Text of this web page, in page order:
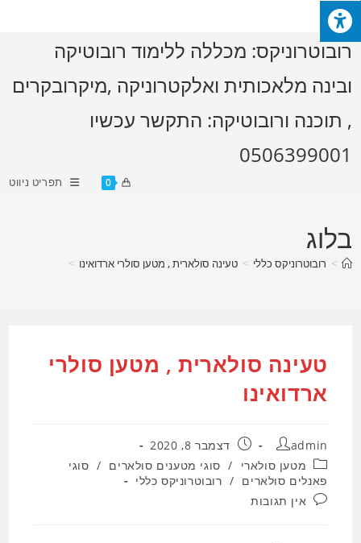
Skip
to
content
רובוטרוניקס: מכללה ללימוד רובוטיקה
ובינה מלאכותית ואלקטרוניקה ,מיקרובקרים
, תוכנה ורובוטיקה: התקשר עכשיו
0506399001
0 תפריט ניווט
בלוג
> רובוטרוניקס כללי > טעינה סולארית , מטען סולרי ארדואינו >
טעינה סולארית , מטען סולרי
ארדואינו
מחבר:
admin פורסם:דצמבר 8, 2020
קטגוריה:מטען סולארי / סוגי מטענים סולארים / סוגי
פאנלים סולארים / רובוטרוניקס כללי
תגובות:אין תגובות